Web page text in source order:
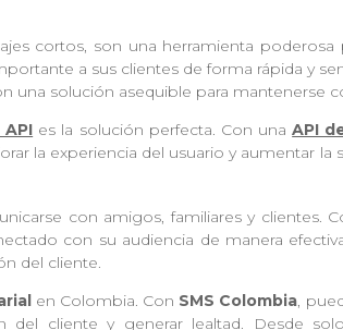
cortos, son una herramienta poderosa
a sus clientes de forma rápida y
una solución asequible para mantenerse
API es la solución perfecta. Con unaAPI
la experiencia del usuario y aumentar la
con amigos, familiares y clientes.
con su audiencia de manera
del cliente.
en Colombia. Con SMS Colombia,
cliente y generar lealtad. Desde